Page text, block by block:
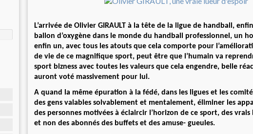
L’arrivée de Olivier GIRAULT à la tête de la ligue de handball,
ballon d’oxygène dans le monde du handball professionnel, un
enfin un, avec tous les atouts que cela comporte pour
de vie de ce magnifique sport, peut être que l’humain va
sport bizness avec toutes les valeurs que cela engendre, belle
auront voté massivement pour lui.
A quand la même épuration à la fédé, dans les ligues et les
des gens valables solvablement et mentalement, éliminer les
des personnes motivées à éclaircir l’horizon de ce sport, des vrais
et non des abonnés des buffets et des amuse- gueules.